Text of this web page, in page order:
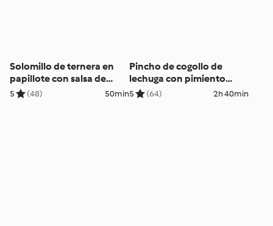
Solomillo de ternera en
papillote con salsa de
vermut
5 (48) 50min
Pincho de cogollo de
lechuga con pimiento
caramelizado y pollo
5 (64) 2h 40min